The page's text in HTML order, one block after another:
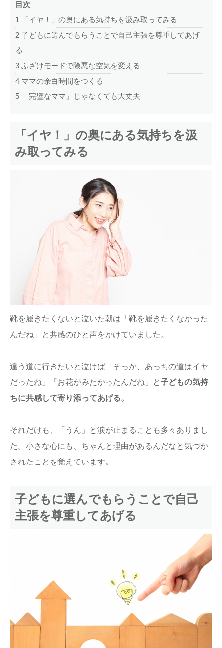
目次
1
「イヤ！」の奥にある気持ちを汲み取ってみる
2 子どもに選んでもらうことで自己主張を尊重してあげ
る
3 ふざけモードで険悪な空気を変える
4 ママの余白時間をつくる
5 「完璧なママ」じゃなくても大丈夫
「イヤ！」の奥にある気持ちを汲
み取ってみる
靴を履きたくないと泣いた朝は「靴を履きたくなかった
んだね」と共感のひと声をかけていました。
違う道に行きたいと泣けば「そっか、あっちの道はイヤ
だったね」「お花がみたかったんだね」と子どもの気持
ちに共感して寄り添ってあげる。
それだけも、「うん」と涙が止まることも多々ありまし
た。小さな心にも、ちゃんと理由があるんだなと気づか
されたことを覚えています。
子どもに選んでもらうことで自己
主張を尊重してあげる